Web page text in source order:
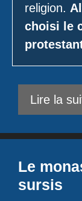
religion.
choisi le
Lire la
Le
sursis